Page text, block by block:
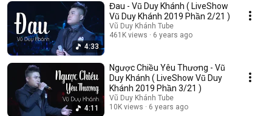
4:33
Đau - Vũ Duy Khánh ( LiveShow
Vũ Duy Khánh 2019 Phần 2/21 )
Vũ Duy Khánh Tube
461K views
6 years ago
4:11
Ngược Chiều Yêu Thương - Vũ
Duy Khánh ( LiveShow Vũ Duy
Khánh 2019 Phần 3/21 )
Vũ Duy Khánh Tube
10K views
6 years ago